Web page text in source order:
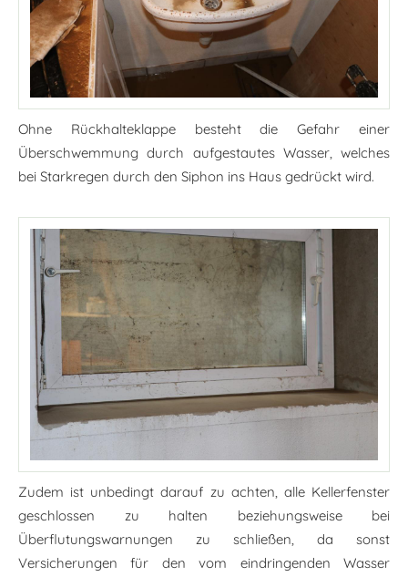
Ohne Rückhalteklappe besteht die Gefahr einer
Überschwemmung durch aufgestautes Wasser, welches
bei Starkregen durch den Siphon ins Haus gedrückt wird.
Zudem ist unbedingt darauf zu achten, alle Kellerfenster
geschlossen zu halten beziehungsweise bei
Überflutungswarnungen zu schließen, da sonst
Versicherungen für den vom eindringenden Wasser